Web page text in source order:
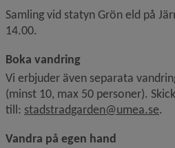
Samling vid statyn Grön eld på
14.00.
Boka vandring
Vi erbjuder även separata
(minst 10, max 50 personer).
till: stadstradgarden@umea.se.
Vandra på egen hand